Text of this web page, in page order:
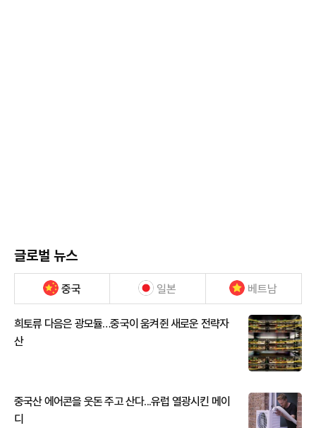
글로벌 뉴스
중국 일본 베트남
희토류 다음은 광모듈…중국이 움켜쥔 새로운 전략자
산
중국산 에어콘을 웃돈 주고 산다...유럽 열광시킨 메이
디